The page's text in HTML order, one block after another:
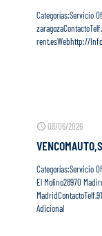
Categorías:Servicio
rent.esWebhttp://
08/06/2026
Categorías:Servicio
El Molino28970
Adicional